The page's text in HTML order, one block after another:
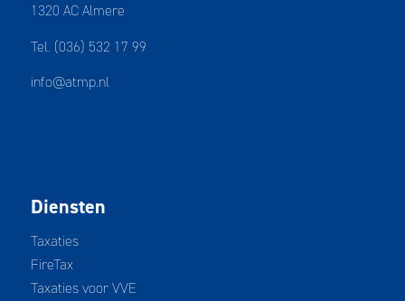
1320 AC Almere
Tel. (036) 532 17 99
info@atmp.nl
Diensten
Taxaties
FireTax
Taxaties voor VVE